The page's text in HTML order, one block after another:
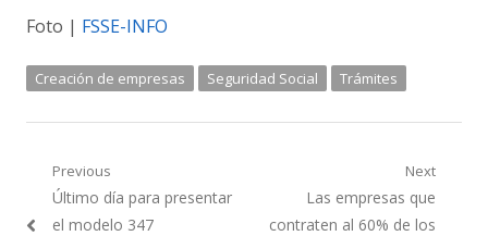
Foto | FSSE-INFO
Creación de empresas Seguridad Social Trámites
Navegación
de
Previous
Previous
post:
Último día para presentar
el modelo 347
Next
Next
post:
Las empresas que
contraten al 60% de los